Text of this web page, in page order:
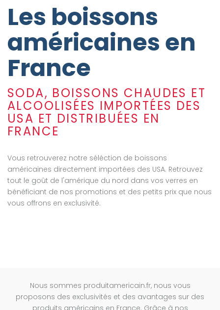
Les boissons
américaines en
France
SODA, BOISSONS CHAUDES ET
ALCOOLISÉES IMPORTÉES DES
USA ET DISTRIBUÉES EN
FRANCE
Vous retrouverez notre séléction de boissons
américaines directement importées des USA. Retrouvez
tout le goût de l'amérique du nord dans vos verres en
bénéficiant de nos promotions et des petits prix que nous
vous offrons en exclusivité.
Nous sommes produitamericain.fr, nous vous
proposons des exclusivités et des avantages sur des
produits américains en France. Grâce à nos